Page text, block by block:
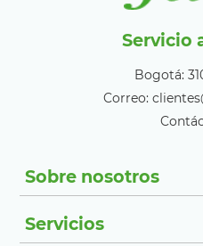
Servicio
Bogotá:
Correo:
Sobre nosotros
Servicios